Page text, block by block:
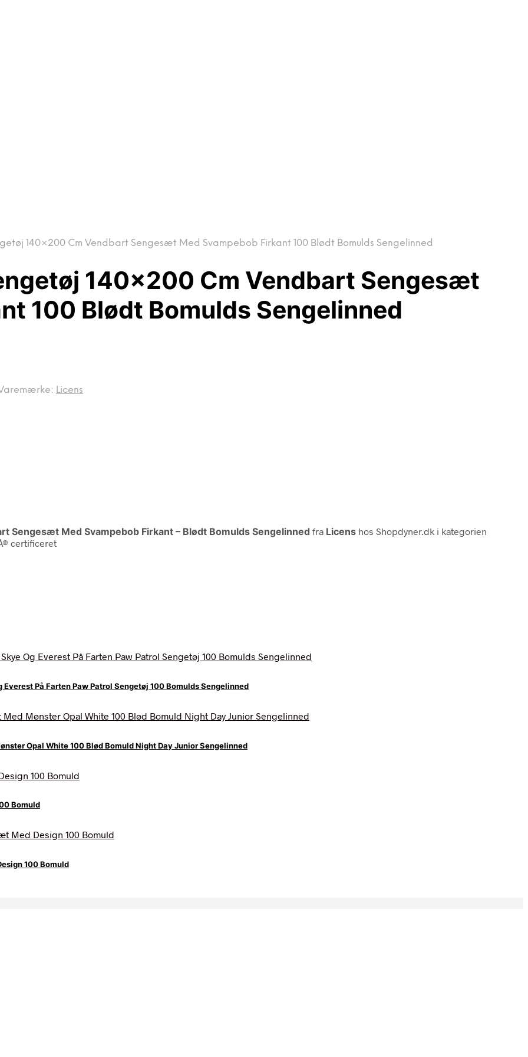
140×200 Cm Vendbart Sengesæt Med Svampebob Firkant 100 Blødt Bomulds Sengelinned
140×200 Cm Vendbart Sengesæt
100 Blødt Bomulds Sengelinned
Licens
Sengesæt Med Svampebob Firkant – Blødt Bomulds Sengelinned fra Licens hos Shopdyner.dk i kategorien
certificeret
På Farten Paw Patrol Sengetøj 100 Bomulds Sengelinned
Opal White 100 Blød Bomuld Night Day Junior Sengelinned
Bomuld
100 Bomuld